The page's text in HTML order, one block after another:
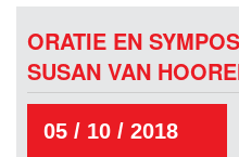
ORATIE EN
SUSAN VAN
05 / 10 / 2018